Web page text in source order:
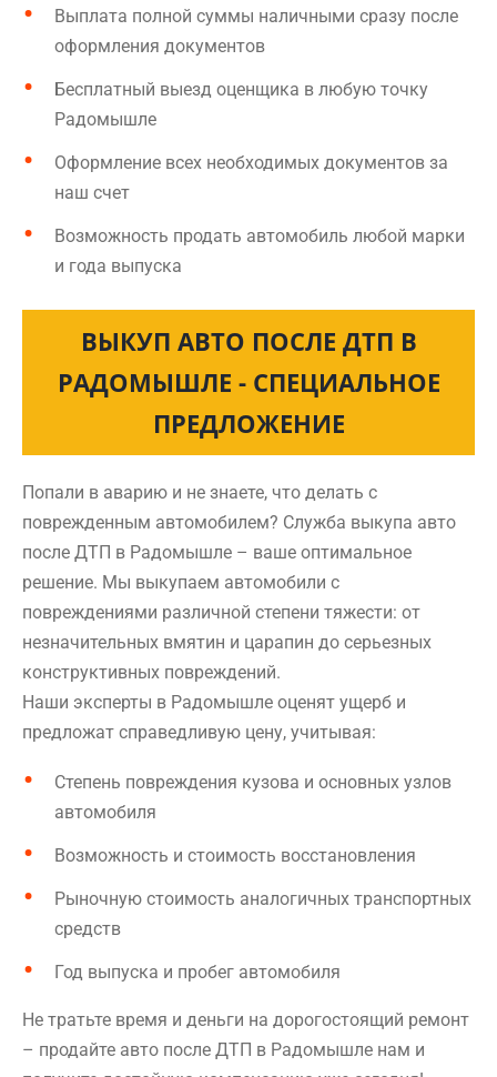
Выплата полной суммы наличными сразу после
оформления документов
Бесплатный выезд оценщика в любую точку
Радомышле
Оформление всех необходимых документов за
наш счет
Возможность продать автомобиль любой марки
и года выпуска
ВЫКУП АВТО ПОСЛЕ ДТП В
РАДОМЫШЛЕ - СПЕЦИАЛЬНОЕ
ПРЕДЛОЖЕНИЕ
Попали в аварию и не знаете, что делать с
поврежденным автомобилем? Служба выкупа авто
после ДТП в Радомышле – ваше оптимальное
решение. Мы выкупаем автомобили с
повреждениями различной степени тяжести: от
незначительных вмятин и царапин до серьезных
конструктивных повреждений.
Наши эксперты в Радомышле оценят ущерб и
предложат справедливую цену, учитывая:
Степень повреждения кузова и основных узлов
автомобиля
Возможность и стоимость восстановления
Рыночную стоимость аналогичных транспортных
средств
Год выпуска и пробег автомобиля
Не тратьте время и деньги на дорогостоящий ремонт
– продайте авто после ДТП в Радомышле нам и